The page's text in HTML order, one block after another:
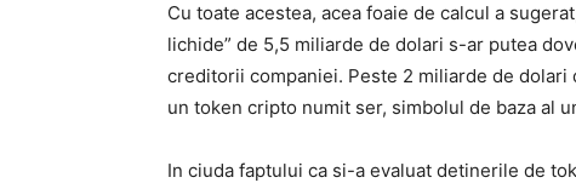
Cu toate acestea, acea foaie de calcul a
lichide” de 5,5 miliarde de dolari s-ar putea
creditorii companiei. Peste 2 miliarde de
un token cripto numit ser, simbolul de baza al
In ciuda faptului ca si-a evaluat detinerile de